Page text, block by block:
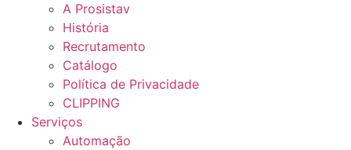
A Prosistav
História
Recrutamento
Catálogo
Política de Privacidade
CLIPPING
Serviços
Automação